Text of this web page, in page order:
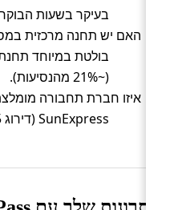
בעיקר בשעות הבוקר (כ־41%
האם יש תחנה מרכזית
(~21% מהנסיעות).
איזו חברת תחבורה
SunExpress (דירוג 5/5).